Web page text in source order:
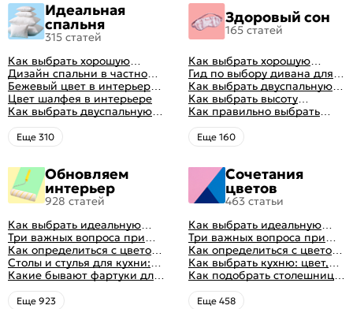
Идеальная
спальня
315 статей
Как выбрать хорошую
кровать для сна
Дизайн спальни в частном
доме: множество идей
оформления идеальных
интерьеров
Бежевый цвет в интерьере
спальни 2024, 40 красивых
интерьеров с фото
Цвет шалфея в интерьере
Как выбрать двуспальную
кровать и матрас
правильно: советы и фото в
интерьере
Eще 310
Здоровый сон
165 статей
Как выбрать хорошую
кровать для сна
Гид по выбору дивана для
сна
Как выбрать двуспальную
кровать и матрас
правильно: советы и фото в
интерьере
Как выбрать высоту
матраса
Как правильно выбрать
ортопедический матрас
Eще 160
Обновляем
интерьер
928 статей
Как выбрать идеальную
планировку для кухни
Три важных вопроса при
выборе кухни: готовка,
посуда, комфорт
Как определиться с цветом
кухни: светлые, темные,
яркие
Столы и стулья для кухни:
советы по выбору
Какие бывают фартуки для
кухни: как правильно
выбрать
Eще 923
Сочетания
цветов
463 статьи
Как выбрать идеальную
планировку для кухни
Три важных вопроса при
выборе кухни: готовка,
посуда, комфорт
Как определиться с цветом
кухни: светлые, темные,
яркие
Как выбрать кухню: цвет,
планировка, аксессуары
Как подобрать столешницу
для кухни по цвету
Eще 458